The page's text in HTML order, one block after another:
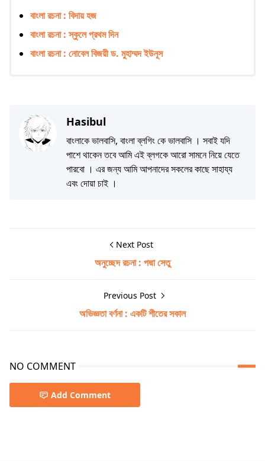
বাংলা রচনা : বিদায় হজ
বাংলা রচনা : স্কুলে প্রথম দিন
বাংলা রচনা : নোবেল বিজয়ী ড. মুহাম্মদ ইউনূস
Hasibul
বাংলাকে ভালবাসি, বাংলা ব্লগিং কে ভালবাসি । সবাই যদি
পাশে থাকেন তবে আমি এই ব্লগকে আরো সামনে নিয়ে যেতে
পারবো । এর জন্য আমি আপনাদের সকলের কাছে সাহায্য
এবং দোয়া চাই ।
Next Post
অনুচ্ছেদ রচনা : পদ্মা সেতু
Previous Post
অভিজ্ঞতা বর্ণনা : একটি শীতের সকাল
NO COMMENT
Add Comment